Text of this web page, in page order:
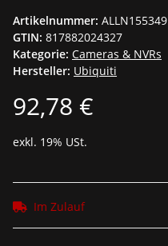
Artikelnummer: ALLN155349
GTIN: 817882024327
Kategorie: Cameras & NVRs
Hersteller: Ubiquiti
92,78 €
exkl. 19% USt.
Im Zulauf